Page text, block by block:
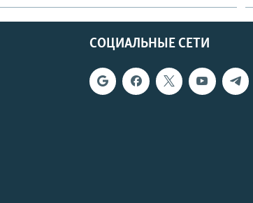
СОЦИАЛЬНЫЕ СЕТИ